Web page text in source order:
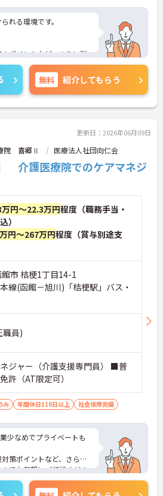
れる環境です。
ポイントなど、さらに詳
軽にご相談ください。
無料 紹介してもらう
更新日：2026年06月09日
院 喜郷Ⅱ 医療法人社団向仁会
介護医療院でのケアマネジ
円～22.3万円程度（職務手当・
）
円～267万円程度（賞与別途支
市 桔梗1丁目14-1
線(函館－旭川)「桔梗駅」バス・
職員)
ジャー（介護支援専門員） ■普
許（AT限定可）
み 年間休日110日以上 社会保険完備
少なめでプライベートも
策ポイントなど、さらに
でお気軽にご相談くださ